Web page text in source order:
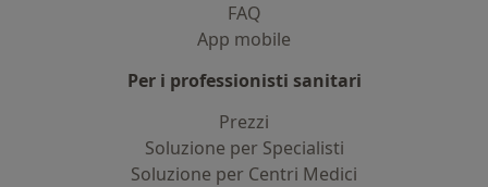
FAQ
App mobile
Per i professionisti sanitari
Prezzi
Soluzione per Specialisti
Soluzione per Centri Medici